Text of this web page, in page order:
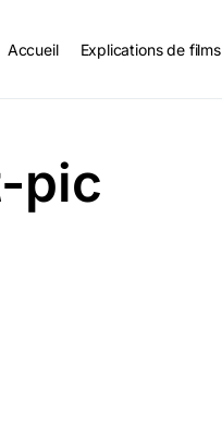
Accueil Explications de films
pic